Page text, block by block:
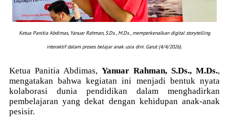
Ketua Panitia Abdimas, Yanuar Rahman, S.Ds., M.Ds., memperkenalkan digital storytelling
interaktif dalam proses belajar anak usia dini. Garut (4/4/2026).
Ketua Panitia Abdimas, Yanuar Rahman, S.Ds., M.Ds.,
mengatakan bahwa kegiatan ini menjadi bentuk nyata
kolaborasi dunia pendidikan dalam menghadirkan
pembelajaran yang dekat dengan kehidupan anak-anak
pesisir.